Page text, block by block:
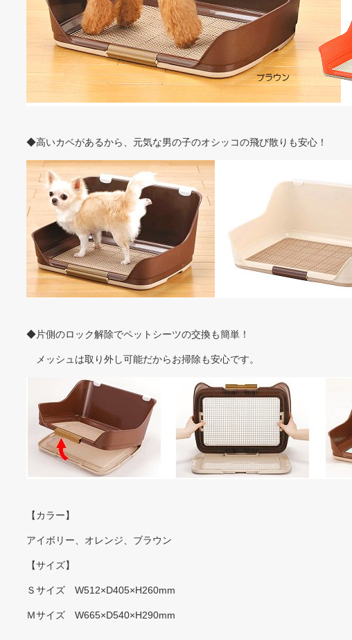
◆高いカベがあるから、元気な男の子のオシッコの飛び散りも安心！
◆片側のロック解除でペットシーツの交換も簡単！
メッシュは取り外し可能だからお掃除も安心です。
【カラー】
アイボリー、オレンジ、ブラウン
【サイズ】
Ｓサイズ W512×D405×H260mm
Ｍサイズ W665×D540×H290mm